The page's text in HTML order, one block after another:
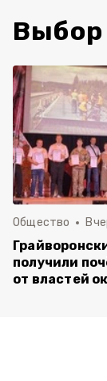
Выбор
Общество
получили
от властей